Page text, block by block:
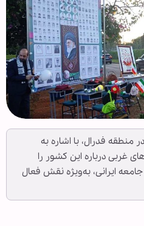
فدرال، با اشاره به
غربی درباره این کشور را
ایرانی، به‌ویژه نقش فعال